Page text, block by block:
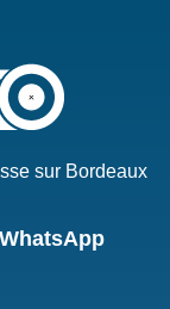
sur Bordeaux